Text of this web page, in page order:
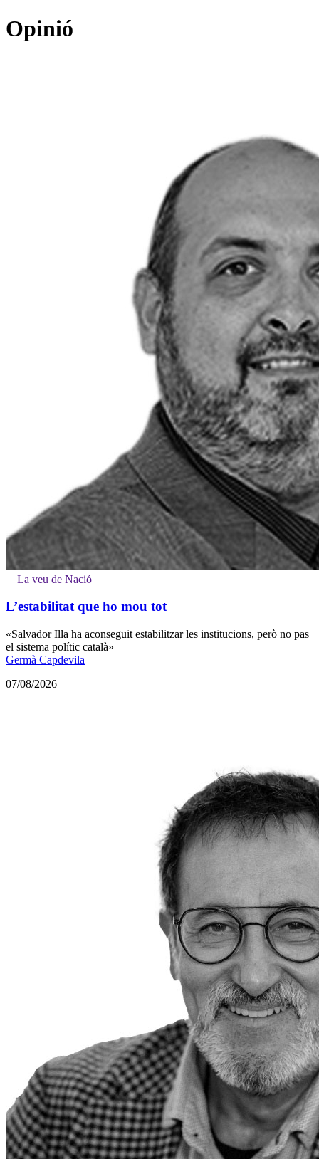
Opinió
La veu de Nació
L’estabilitat que ho mou tot
«Salvador Illa ha aconseguit estabilitzar les institucions, però no pas
el sistema polític català»
Germà Capdevila
07/08/2026